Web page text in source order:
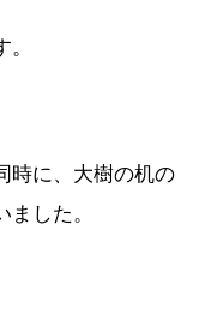
時に、大樹の机の
した。